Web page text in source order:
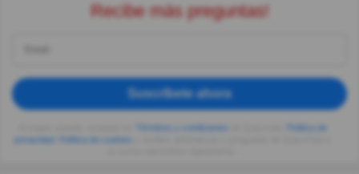
Recibe más preguntas!
Suscríbete ahora
privacidad